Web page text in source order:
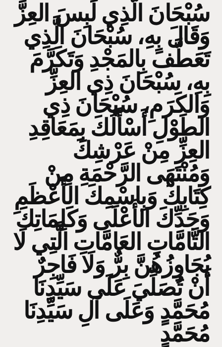
سُبْحَانَ الَّذِي لَبِسَ العِزَّ
وَقَالَ بِهِ، سُبْحَانَ الَّذِي
تَعَطَّفَ بِالمَجْدِ وَتَكَرَّمَ
بِهِ، سُبْحَانَ ذِي العِزِّ
وَالكَرَمِ، سُبْحَانَ ذِي
الطَوْلِ أَسْأَلُكَ بِمَعَاقِدِ
العِزِّ مِنْ عَرْشِكَ
وَمُنْتَهَى الرَّحْمَةِ مِنْ
كِتَابِكَ وَبِاسْمِكَ الأَعْظَمِ
وَجَدِّكَ الأَعْلَى وَكَلِمَاتِكَ
التَّامَّاتِ العَامَّاتِ الَّتِي لَا
يُجَاوِزُهُنَّ بِرٌّ وَلَا فَاجِرٌ
أَنْ تُصَلِّيَ عَلَى سَيِّدِنَا
مُحَمَّدٍ وَعَلَى آلِ سَيِّدِنَا
مُحَمَّدٍ